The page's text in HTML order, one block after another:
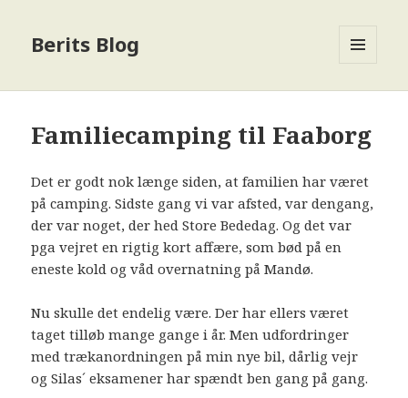
Berits Blog
Familiecamping til Faaborg
Det er godt nok længe siden, at familien har været
på camping. Sidste gang vi var afsted, var dengang,
der var noget, der hed Store Bededag. Og det var
pga vejret en rigtig kort affære, som bød på en
eneste kold og våd overnatning på Mandø.
Nu skulle det endelig være. Der har ellers været
taget tilløb mange gange i år. Men udfordringer
med trækanordningen på min nye bil, dårlig vejr
og Silas´ eksamener har spændt ben gang på gang.